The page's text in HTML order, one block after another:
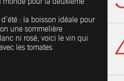
: la boisson idéale pour
une sommelière
ni rosé, voici le vin qui
les tomates